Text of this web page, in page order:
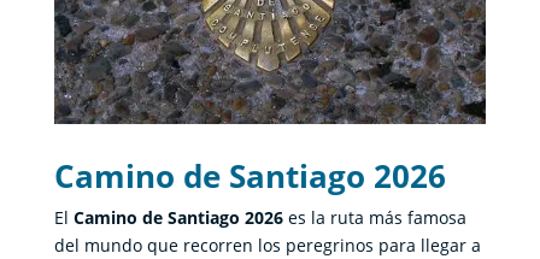
Camino de Santiago 2026
El Camino de Santiago 2026es la ruta más famosa
del mundo que recorren los peregrinos para llegar a